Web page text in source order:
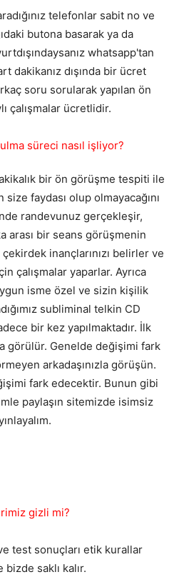
telefonlar sabit no ve
butona basarak ya da
whatsapp'tan
dakikanız dışında bir ücret
soru sorularak yapılan ön
çalışmalar ücretlidir.
süreci nasıl işliyor?
bir ön görüşme tespiti ile
faydası olup olmayacağını
randevunuz gerçekleşir,
arası bir seans görüşmenin
inançlarınızı belirler ve
çalışmalar yaparlar. Ayrıca
isme özel ve sizin kişilik
subliminal telkin CD
bir kez yapılmaktadır. İlk
görülür. Genelde değişimi fark
arkadaşınızla görüşün.
fark edecektir. Bunun gibi
paylaşın sitemizde isimsiz
gizli mi?
test sonuçları etik kurallar
saklı kalır.